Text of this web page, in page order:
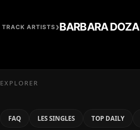
TRACK ARTISTS›BARBARA DOZA
EXPLORER
FAQ LES SINGLES TOP DAILY